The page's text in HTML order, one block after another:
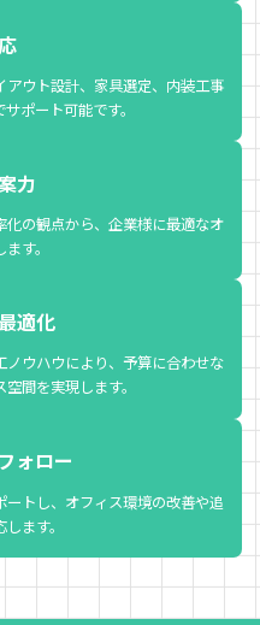
アウト設計、家具選定、内装工事
ポート可能です。
力
化の観点から、企業様に最適なオ
す。
適化
ノウハウにより、予算に合わせな
間を実現します。
ォロー
ートし、オフィス環境の改善や追
ます。